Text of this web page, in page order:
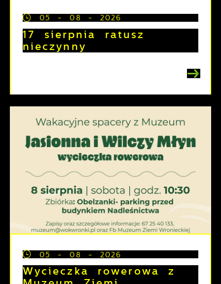
05 - 08 - 2026
17 sierpnia ratusz
nieczynny
05 - 08 - 2026
Wycieczka rowerowa z